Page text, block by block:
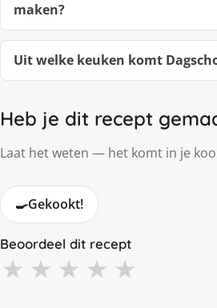
maken?
Uit welke keuken komt
Heb je dit recept
Laat het weten — het komt in je
🍳Gekookt!
Beoordeel dit recept
★ ★ ★ ★ ★